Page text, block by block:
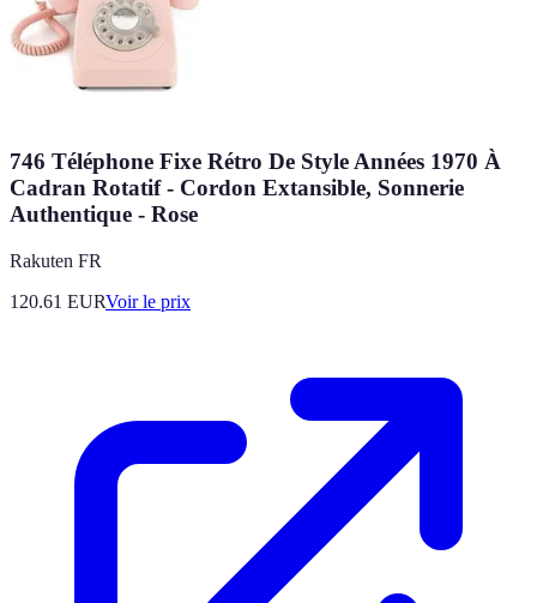
746 Téléphone Fixe Rétro De Style Années 1970 À
Cadran Rotatif - Cordon Extansible, Sonnerie
Authentique - Rose
Rakuten FR
120.61 EURVoir le prix